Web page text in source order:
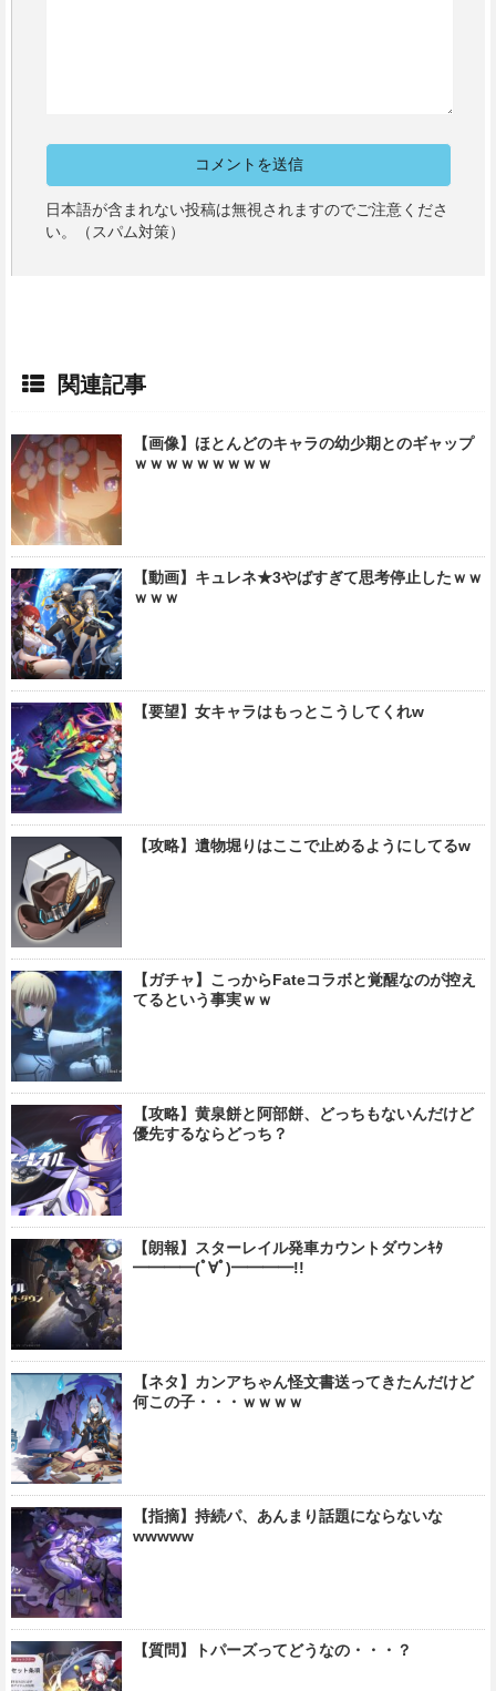
日本語が含まれない投稿は無視されますのでご注意くださ
い。（スパム対策）
関連記事
【画像】ほとんどのキャラの幼少期とのギャップ
ｗｗｗｗｗｗｗｗｗ
【動画】キュレネ★3やばすぎて思考停止したｗｗ
ｗｗｗ
【要望】女キャラはもっとこうしてくれw
【攻略】遺物堀りはここで止めるようにしてるw
【ガチャ】こっからFateコラボと覚醒なのが控え
てるという事実ｗｗ
【攻略】黄泉餅と阿部餅、どっちもないんだけど
優先するならどっち？
【朗報】スターレイル発車カウントダウンｷﾀ
━━━━(ﾟ∀ﾟ)━━━━!!
【ネタ】カンアちゃん怪文書送ってきたんだけど
何この子・・・ｗｗｗｗ
【指摘】持続パ、あんまり話題にならないな
wwwww
【質問】トパーズってどうなの・・・？